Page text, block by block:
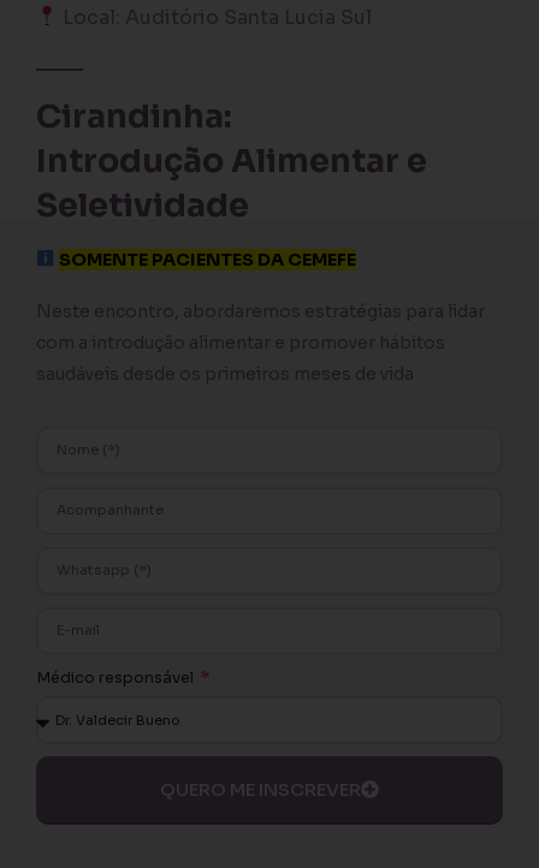
Local: Auditório Santa Lucia Sul
⁠Cirandinha:
Introdução Alimentar e
Seletividade
SOMENTE PACIENTES DA CEMEFE
Neste encontro, abordaremos estratégias para lidar
com a introdução alimentar e promover hábitos
saudáveis desde os primeiros meses de vida
Médico responsável
QUERO ME INSCREVER